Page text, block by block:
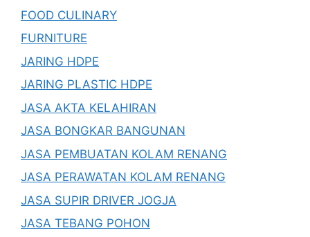
FOOD CULINARY
FURNITURE
JARING HDPE
JARING PLASTIC HDPE
JASA AKTA KELAHIRAN
JASA BONGKAR BANGUNAN
JASA PEMBUATAN KOLAM RENANG
JASA PERAWATAN KOLAM RENANG
JASA SUPIR DRIVER JOGJA
JASA TEBANG POHON